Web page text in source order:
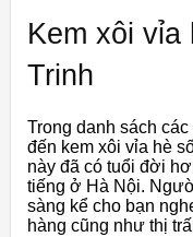
Kem xôi vỉa
Trinh
Trong danh sách các
đến kem xôi vỉa hè
này đã có tuổi đời
tiếng ở Hà Nội.
sàng kể cho bạn
hàng cũng như thị